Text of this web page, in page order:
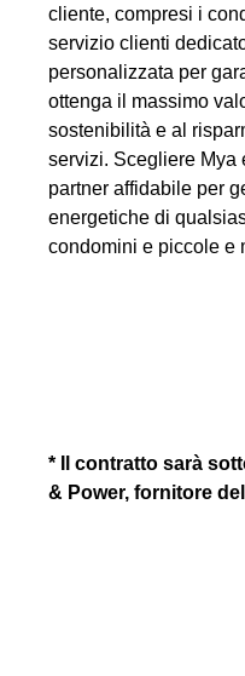
cliente, compresi i
servizio clienti
personalizzata per
ottenga il massimo
sostenibilità e al
servizi. Scegliere Mya
partner affidabile per
energetiche di
condomini e piccole e
* Il contratto sarà
& Power, fornitore